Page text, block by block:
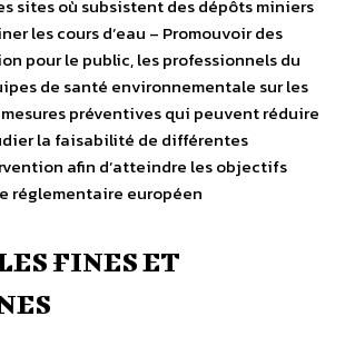
sites où subsistent des dépôts miniers
les cours d’eau – Promouvoir des
pour le public, les professionnels du
de santé environnementale sur les
préventives qui peuvent réduire
la faisabilité de différentes
afin d’atteindre les objectifs
réglementaire européen
FINES ET